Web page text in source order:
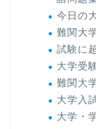
今日の
難関大
試験に
大学受
難関大
大学入
大学・